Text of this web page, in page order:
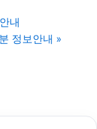
마케팅
내
정보안내 »